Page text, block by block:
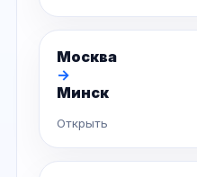
Москва
→
Минск
Открыть